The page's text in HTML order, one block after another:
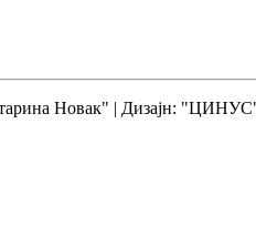
Новак" | Дизајн: